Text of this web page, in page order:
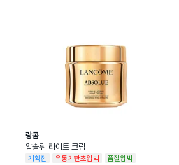
프레데릭 말
랑콤
압솔뤼 라이트 크림
기획전 유통기한초임박 품절임박